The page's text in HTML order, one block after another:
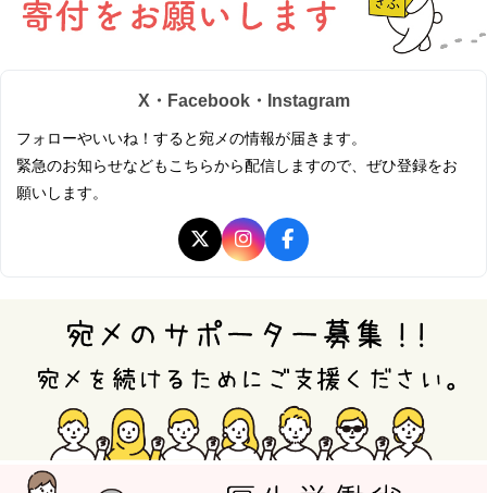
X・Facebook・Instagram
フォローやいいね！すると宛メの情報が届きます。
緊急のお知らせなどもこちらから配信しますので、ぜひ登録をお
願いします。